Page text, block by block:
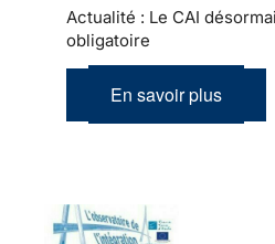
Actualité : Le CAI
obligatoire
En savoir plus